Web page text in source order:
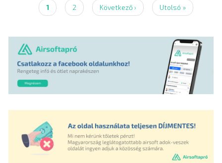
OldalszámozásJelenlegi
oldal
1 Page
2
Következő
oldal
Következő ›
Utolsó
oldal
Utolsó »